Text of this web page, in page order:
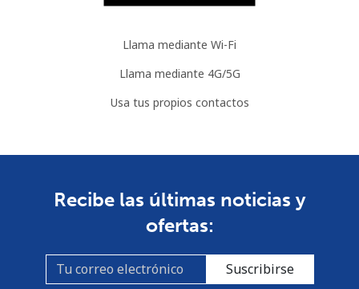
Llama mediante Wi-Fi
Llama mediante 4G/5G
Usa tus propios contactos
Recibe las últimas noticias y
ofertas:
Suscribirse